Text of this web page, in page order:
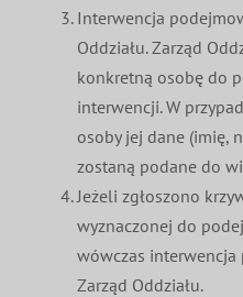
Interwencja
Oddziału. Zarząd
konkretną osobę do
interwencji. W
osoby jej dane (imię,
zostaną podane do
Jeżeli zgłoszono
wyznaczonej do
wówczas interwencja
Zarząd Oddziału.